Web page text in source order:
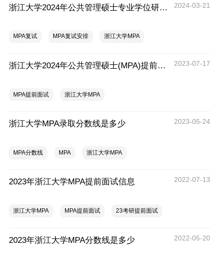
浙江大学2024年公共管理硕士专业学位研究生（非全日制MPA）复试录取方案 2024-03-21
MPA复试 MPA复试安排 浙江大学MPA
浙江大学2024年公共管理硕士(MPA)提前面试报名通知 2023-07-17
MPA提前面试 浙江大学MPA
浙江大学MPA录取分数线是多少 2023-05-24
MPA分数线 MPA 浙江大学MPA
2023年浙江大学MPA提前面试信息 2022-07-13
浙江大学MPA MPA提前面试 23考研提前面试
2023年浙江大学MPA分数线是多少 2022-05-20